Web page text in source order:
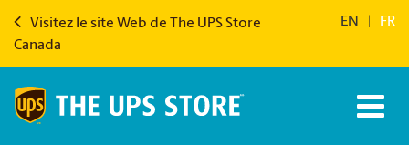
Visitez le site Web de The UPS Store
Canada
EN FR